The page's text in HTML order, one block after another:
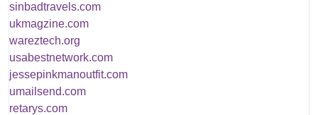
sinbadtravels.com
ukmagzine.com
wareztech.org
usabestnetwork.com
jessepinkmanoutfit.com
umailsend.com
retarys.com